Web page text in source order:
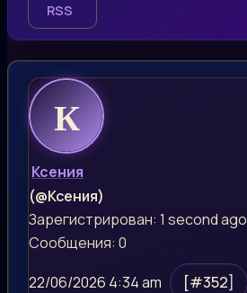
RSS
Ксения
(@Ксения)
Зарегистрирован: 1 second ago
Сообщения: 0
22/06/2026 4:34 am
[#352]